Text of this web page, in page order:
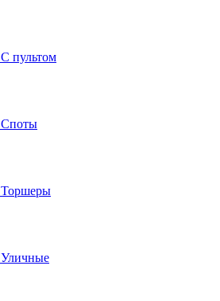
С пультом
Споты
Торшеры
Уличные